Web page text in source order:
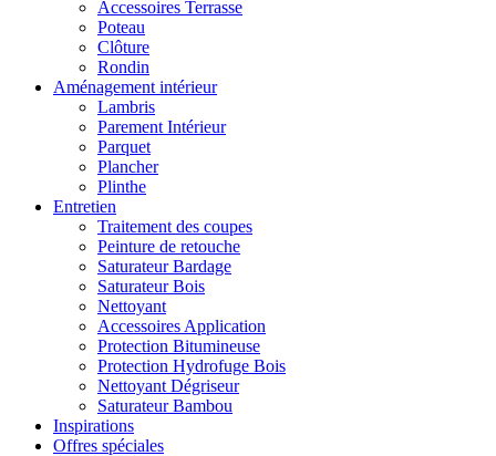
Accessoires Terrasse
Poteau
Clôture
Rondin
Aménagement intérieur
Lambris
Parement Intérieur
Parquet
Plancher
Plinthe
Entretien
Traitement des coupes
Peinture de retouche
Saturateur Bardage
Saturateur Bois
Nettoyant
Accessoires Application
Protection Bitumineuse
Protection Hydrofuge Bois
Nettoyant Dégriseur
Saturateur Bambou
Inspirations
Offres spéciales